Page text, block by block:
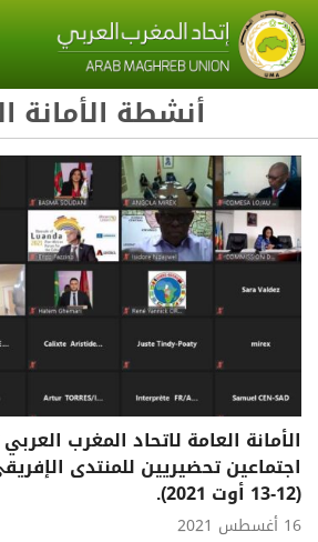
أنشطة الأمانة
الأمانة العامة لاتحاد المغرب
اجتماعين تحضيريين للمنتدى
(12-13 أوت 2021).
16 أغسطس 2021